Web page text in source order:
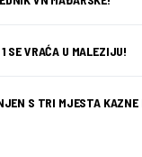
SE VRAĆA U MALEZIJU!
S TRI MJESTA KAZNE